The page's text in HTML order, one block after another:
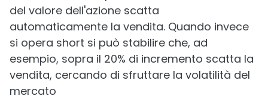
del valore dell'azione scatta
automaticamente la vendita. Quando invece
si opera short si può stabilire che, ad
esempio, sopra il 20% di incremento scatta la
vendita, cercando di sfruttare la volatilità del
mercato